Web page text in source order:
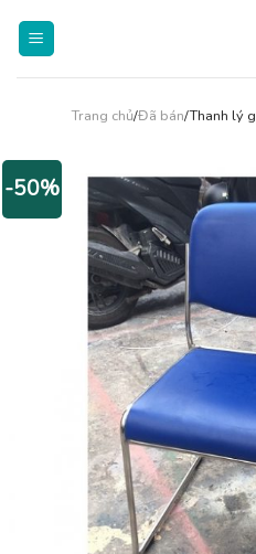
Trang chủ/Đã bán/Thanh lý
-50%